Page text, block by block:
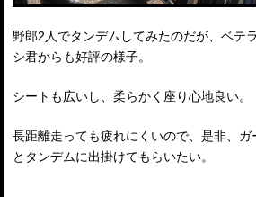
野郎2人でタンデムしてみたのだが、ベテ
シ君からも好評の様子。
シートも広いし、柔らかく座り心地良い。
長距離走っても疲れにくいので、是非、
とタンデムに出掛けてもらいたい。